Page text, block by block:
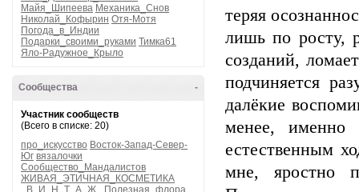
Майя_Шипеева Механика_Снов
Николай_Кофырин Отя-Мотя
Погода_в_Индии
Подарки_своими_руками Тимка61
Яло-Радужное_Крыло
-
Сообщества
Участник сообществ
(Всего в списке: 20)
про_искусство Восток-Запад-Север-
Юг вязалочки
Сообщество_Мандалистов
ЖИВАЯ_ЭТИЧНАЯ_КОСМЕТИКА
_В_И_Н_Т_А_Ж_
Полезная_флора
теряя
лишь по росту,
созданий,
подчиняется
далёкие
менее, именно
естественным
мне, яростно